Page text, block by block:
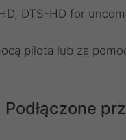
DTS-HD for
pilota lub za